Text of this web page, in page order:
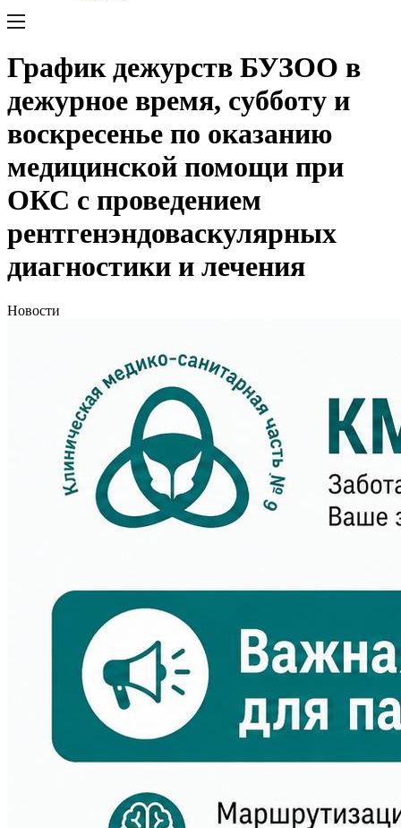
График дежурств БУЗОО в
дежурное время, субботу и
воскресенье по оказанию
медицинской помощи при
ОКС с проведением
рентгенэндоваскулярных
диагностики и лечения
Новости